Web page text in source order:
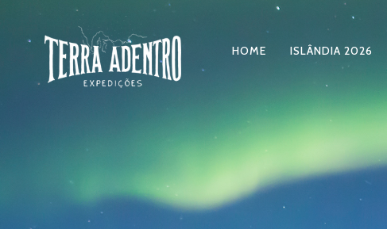
HOME ISLÂNDIA 2026